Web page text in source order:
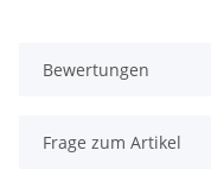
Bewertungen
Frage zum Artikel